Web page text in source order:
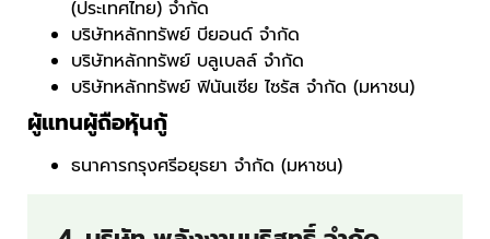
(ประเทศไทย) จำกัด
บริษัทหลักทรัพย์ บียอนด์ จำกัด
บริษัทหลักทรัพย์ บลูเบลล์ จำกัด
บริษัทหลักทรัพย์ ฟินันเซีย ไซรัส จำกัด (มหาชน)
ผู้แทนผู้ถือหุ้นกู้
ธนาคารกรุงศรีอยุธยา จำกัด (มหาชน)